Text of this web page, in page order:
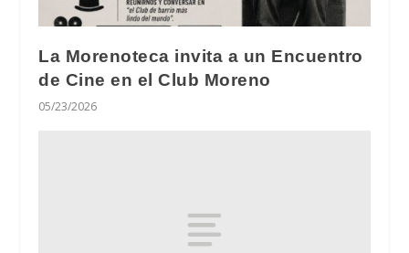
La Morenoteca invita a un Encuentro
de Cine en el Club Moreno
05/23/2026